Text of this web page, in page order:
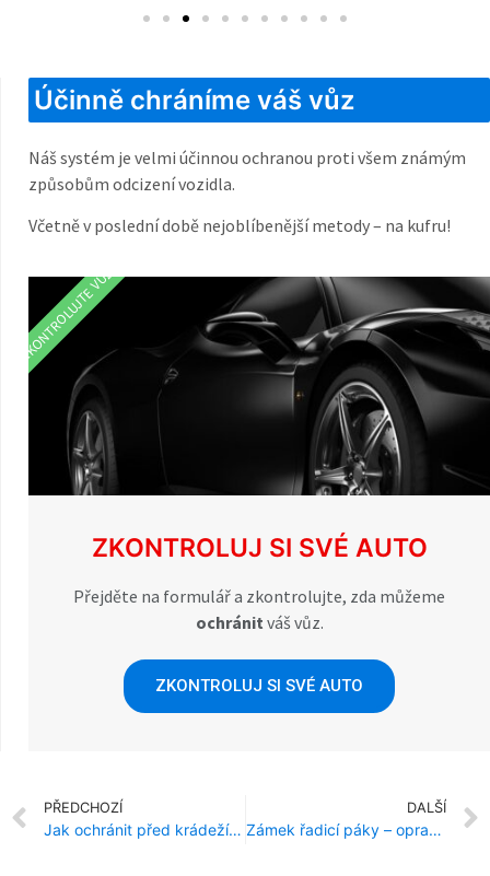
Účinně chráníme váš vůz
Náš systém je velmi účinnou ochranou proti všem známým
způsobům odcizení vozidla.
Včetně v poslední době nejoblíbenější metody – na kufru!
ZKONTROLUJ SI SVÉ AUTO
Přejděte na formulář a zkontrolujte, zda můžeme
ochránit váš vůz.
ZKONTROLUJ SI SVÉ AUTO
ZKONTROLUJTE VŮZ
PŘEDCHOZÍ
Jak ochránit před krádeží hybridní auto?
DALŠÍ
Zámek řadicí páky – opravdu funguje?